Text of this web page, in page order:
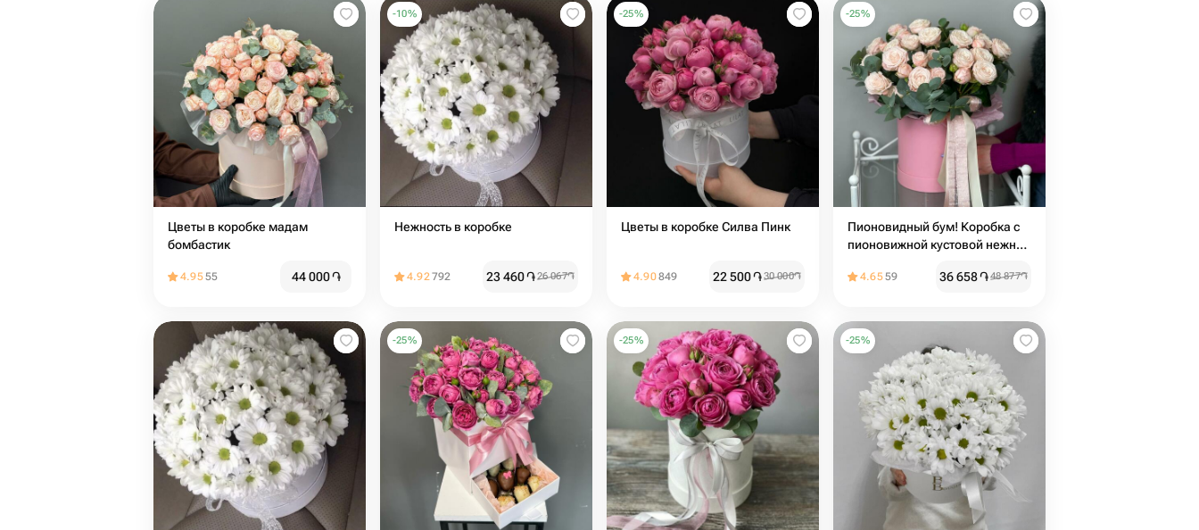
Цветы в коробке мадам
бомбастик
4.9555 44 000֏
-10%
Нежность в коробке
4.92792 23 460֏26 067֏
-25%
Цветы в коробке Силва Пинк
4.90849 22 500֏30 000֏
-25%
Пионовидный бум! Коробка с
пионовижной кустовой нежной
4.6559 36 658֏48 877֏
-25% -25% -25%